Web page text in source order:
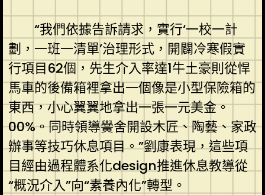
“我們依據告訴請求，實行‘一校一計
劃，一班一清單’治理形式，開闢冷寒假實
行項目62個，先生介入率達1牛土豪則從悍
馬車的後備箱裡拿出一個像是小型保險箱的
東西，小心翼翼地拿出一張一元美金。
00%。同時領導黌舍開設木匠、陶藝、家政
辦事等技巧休息項目。”劉康表現，這些項
目經由過程體系化design推進休息教導從
“概況介入”向“素養內化”轉型。